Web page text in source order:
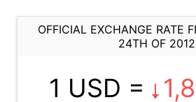
OFFICIAL EXCHANGE RATE
24TH OF 2012
1 USD =